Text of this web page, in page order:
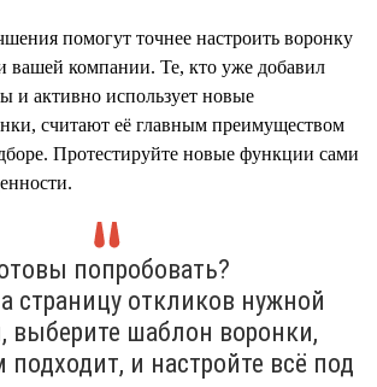
помогут точнее настроить воронку
вашей компании. Те, кто уже добавил
и активно использует новые
считают её главным преимуществом
Протестируйте новые функции сами
попробовать?
страницу откликов нужной
выберите шаблон воронки,
и настройте всё под